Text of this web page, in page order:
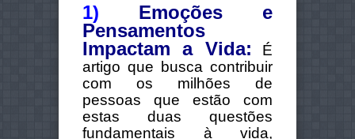
1) Emoções e
Pensamentos
Impactam a Vida: É
artigo que busca contribuir
com os milhões de
pessoas que estão com
estas duas questões
fundamentais à vida,